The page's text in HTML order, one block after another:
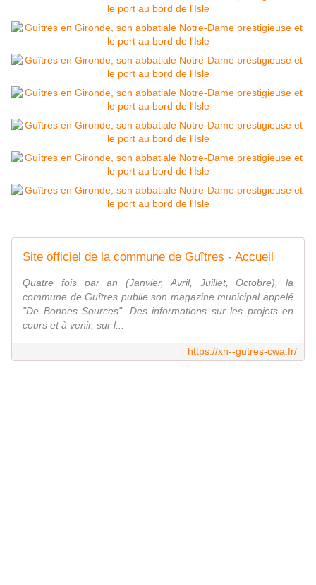
Site officiel de la commune de Guîtres - Accueil
Quatre fois par an (Janvier, Avril, Juillet, Octobre), la
commune de Guîtres publie son magazine municipal appelé
"De Bonnes Sources". Des informations sur les projets en
cours et à venir, sur l...
https://xn--gutres-cwa.fr/